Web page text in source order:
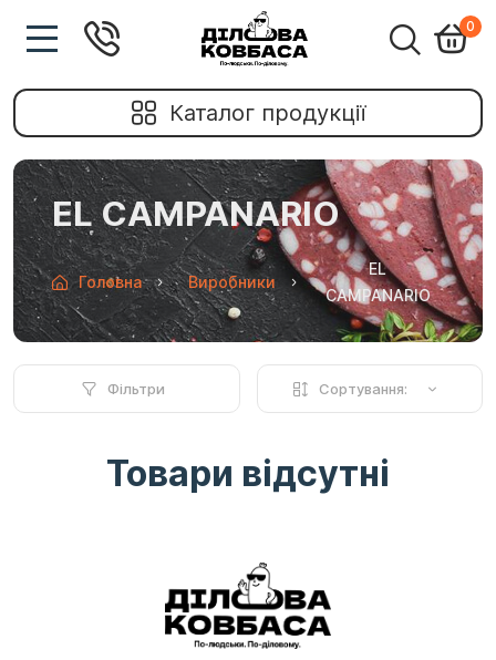
0
Каталог продукції
EL CAMPANARIO
Головна Виробники
EL
CAMPANARIO
Фільтри Сортування:
Товари відсутні